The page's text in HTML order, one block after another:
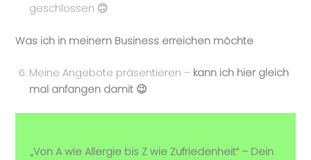
geschlossen 🙃
Was ich in meinem Business erreichen möchte
Meine Angebote präsentieren – kann ich hier gleich
mal anfangen damit 😉
„Von A wie Allergie bis Z wie Zufriedenheit“ – Dein